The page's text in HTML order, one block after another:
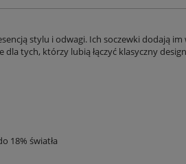
stylu i odwagi. Ich soczewki dodają
dla tych, którzy lubią łączyć klasyczny
18% światła